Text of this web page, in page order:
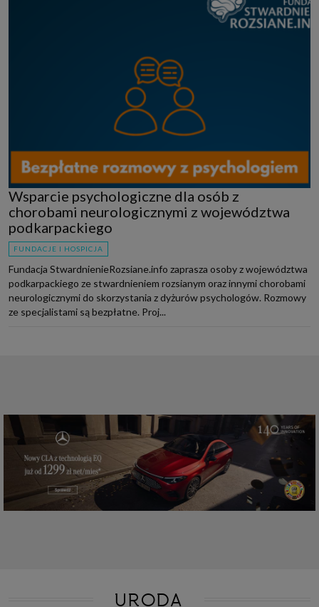
Wsparcie psychologiczne dla osób z
chorobami neurologicznymi z województwa
podkarpackiego
FUNDACJE I HOSPICJA
Fundacja StwardnienieRozsiane.info zaprasza osoby z województwa
podkarpackiego ze stwardnieniem rozsianym oraz innymi chorobami
neurologicznymi do skorzystania z dyżurów psychologów. Rozmowy
ze specjalistami są bezpłatne. Proj...
URODA